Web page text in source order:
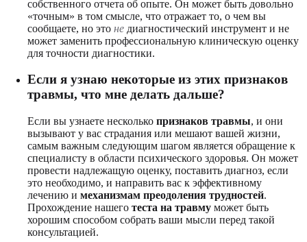
собственного отчета об опыте. Он может быть довольно
«точным» в том смысле, что отражает то, о чем вы
сообщаете, но это не диагностический инструмент и не
может заменить профессиональную клиническую оценку
для точности диагностики.
Если я узнаю некоторые из этих признаков
травмы, что мне делать дальше?
Если вы узнаете несколько признаков травмы, и они
вызывают у вас страдания или мешают вашей жизни,
самым важным следующим шагом является обращение к
специалисту в области психического здоровья. Он может
провести надлежащую оценку, поставить диагноз, если
это необходимо, и направить вас к эффективному
лечению и механизмам преодоления трудностей.
Прохождение нашего теста на травму может быть
хорошим способом собрать ваши мысли перед такой
консультацией.